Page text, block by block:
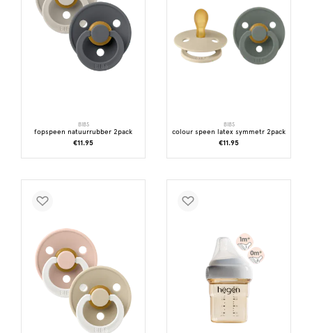
BIBS
fopspeen natuurrubber 2pack
€11.95
BIBS
colour speen latex symmetr 2pack
€11.95